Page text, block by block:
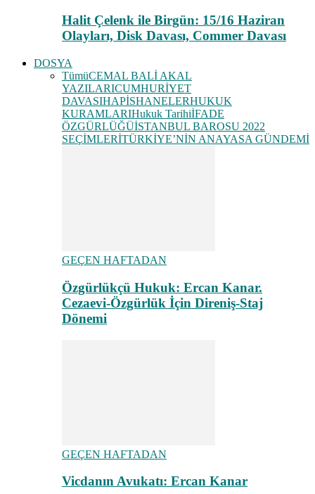
Halit Çelenk ile Birgün: 15/16 Haziran
Olayları, Disk Davası, Commer Davası
DOSYA
TümüCEMAL BALİ AKAL
YAZILARICUMHURİYET
DAVASIHAPİSHANELERHUKUK
KURAMLARIHukuk TarihiİFADE
ÖZGÜRLÜĞÜİSTANBUL BAROSU 2022
SEÇİMLERİTÜRKİYE’NİN ANAYASA GÜNDEMİ
GEÇEN HAFTADAN
Özgürlükçü Hukuk: Ercan Kanar.
Cezaevi-Özgürlük İçin Direniş-Staj
Dönemi
GEÇEN HAFTADAN
Vicdanın Avukatı: Ercan Kanar